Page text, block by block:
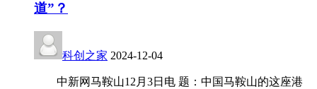
道”？
科创之家 2024-12-04
中新网马鞍山12月3日电 题：中国马鞍山的这座港